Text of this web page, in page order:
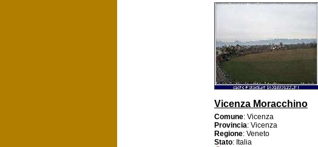
Vicenza Moracchino
Comune: Vicenza
Provincia: Vicenza
Regione: Veneto
Stato: Italia